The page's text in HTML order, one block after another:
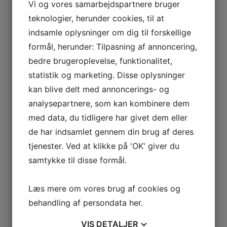
Faste tider
Pay and play
Sponsorer
Afdelingsledelse
Badminton
Velkommen
Online tilmelding
Afdelingsledelse
Billedarkiv
Kontakt
Gymnastik
Nyheder
Online tilmelding
Afdelingsledelse
Billedarkiv
Fodbold
Velkommen
Afdelingsledelse
Samarbejde EFB
Billedarkiv
Kontakt
Vi og vores samarbejdspartnere bruger
teknologier, herunder cookies, til at
indsamle oplysninger om dig til forskellige
formål, herunder: Tilpasning af annoncering,
bedre brugeroplevelse, funktionalitet,
statistik og marketing. Disse oplysninger
kan blive delt med annoncerings- og
analysepartnere, som kan kombinere dem
med data, du tidligere har givet dem eller
de har indsamlet gennem din brug af deres
tjenester. Ved at klikke på 'OK' giver du
samtykke til disse formål.
Læs mere om vores brug af cookies og
behandling af persondata her.
VIS DETALJER